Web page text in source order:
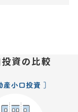
資の比較